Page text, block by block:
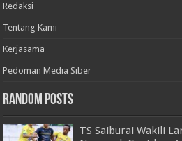
Redaksi
Tentang Kami
Kerjasama
Pedoman Media Siber
Random Posts
TS Saiburai Wakili